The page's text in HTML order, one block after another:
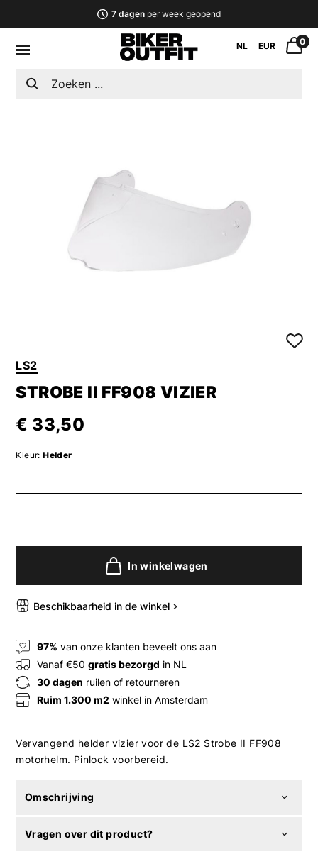
7 dagenper week geopend
NL EUR 0
LS2
STROBE II FF908 VIZIER
€ 33,50
Kleur: Helder
In winkelwagen
Beschikbaarheid in de winkel
97% van onze klanten beveelt ons aan
Vanaf €50gratis bezorgd in NL
30 dagen ruilen of retourneren
Ruim 1.300 m2 winkel in Amsterdam
Vervangend helder vizier voor de LS2 Strobe II FF908
motorhelm. Pinlock voorbereid.
Omschrijving
Vragen over dit product?